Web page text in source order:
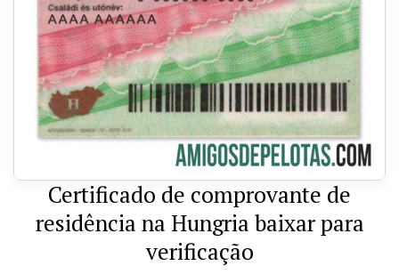
Certificado de comprovante de
residência na Hungria baixar para
verificação